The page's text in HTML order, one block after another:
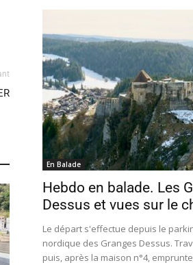
En Balade
Hebdo en balade. Les
Dessus et vues sur le
Le départ s'effectue depuis le
nordique des Granges Dessus.
puis, après la maison n°4,